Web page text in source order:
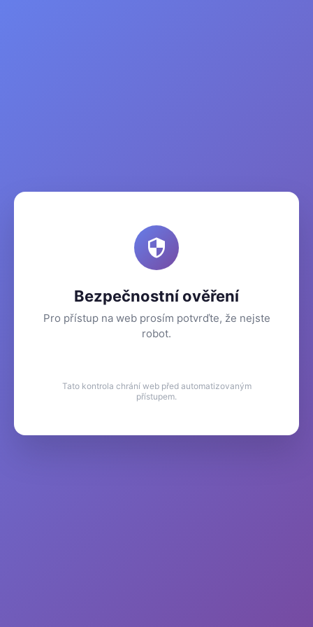
Bezpečnostní ověření
Pro přístup na web prosím potvrďte, že nejste
robot.
Tato kontrola chrání web před automatizovaným
přístupem.